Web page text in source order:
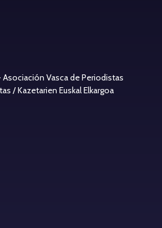
Asociación Vasca de Periodistas
/ Kazetarien Euskal Elkargoa